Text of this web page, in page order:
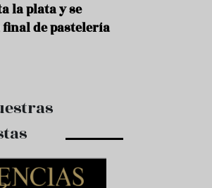
F
n
la plata y se
de pastelería